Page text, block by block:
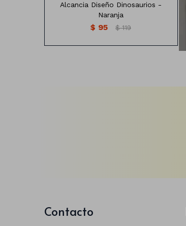
Alcancia Diseño Dinosaurios -
Naranja
$ 95 $ 119
Contacto